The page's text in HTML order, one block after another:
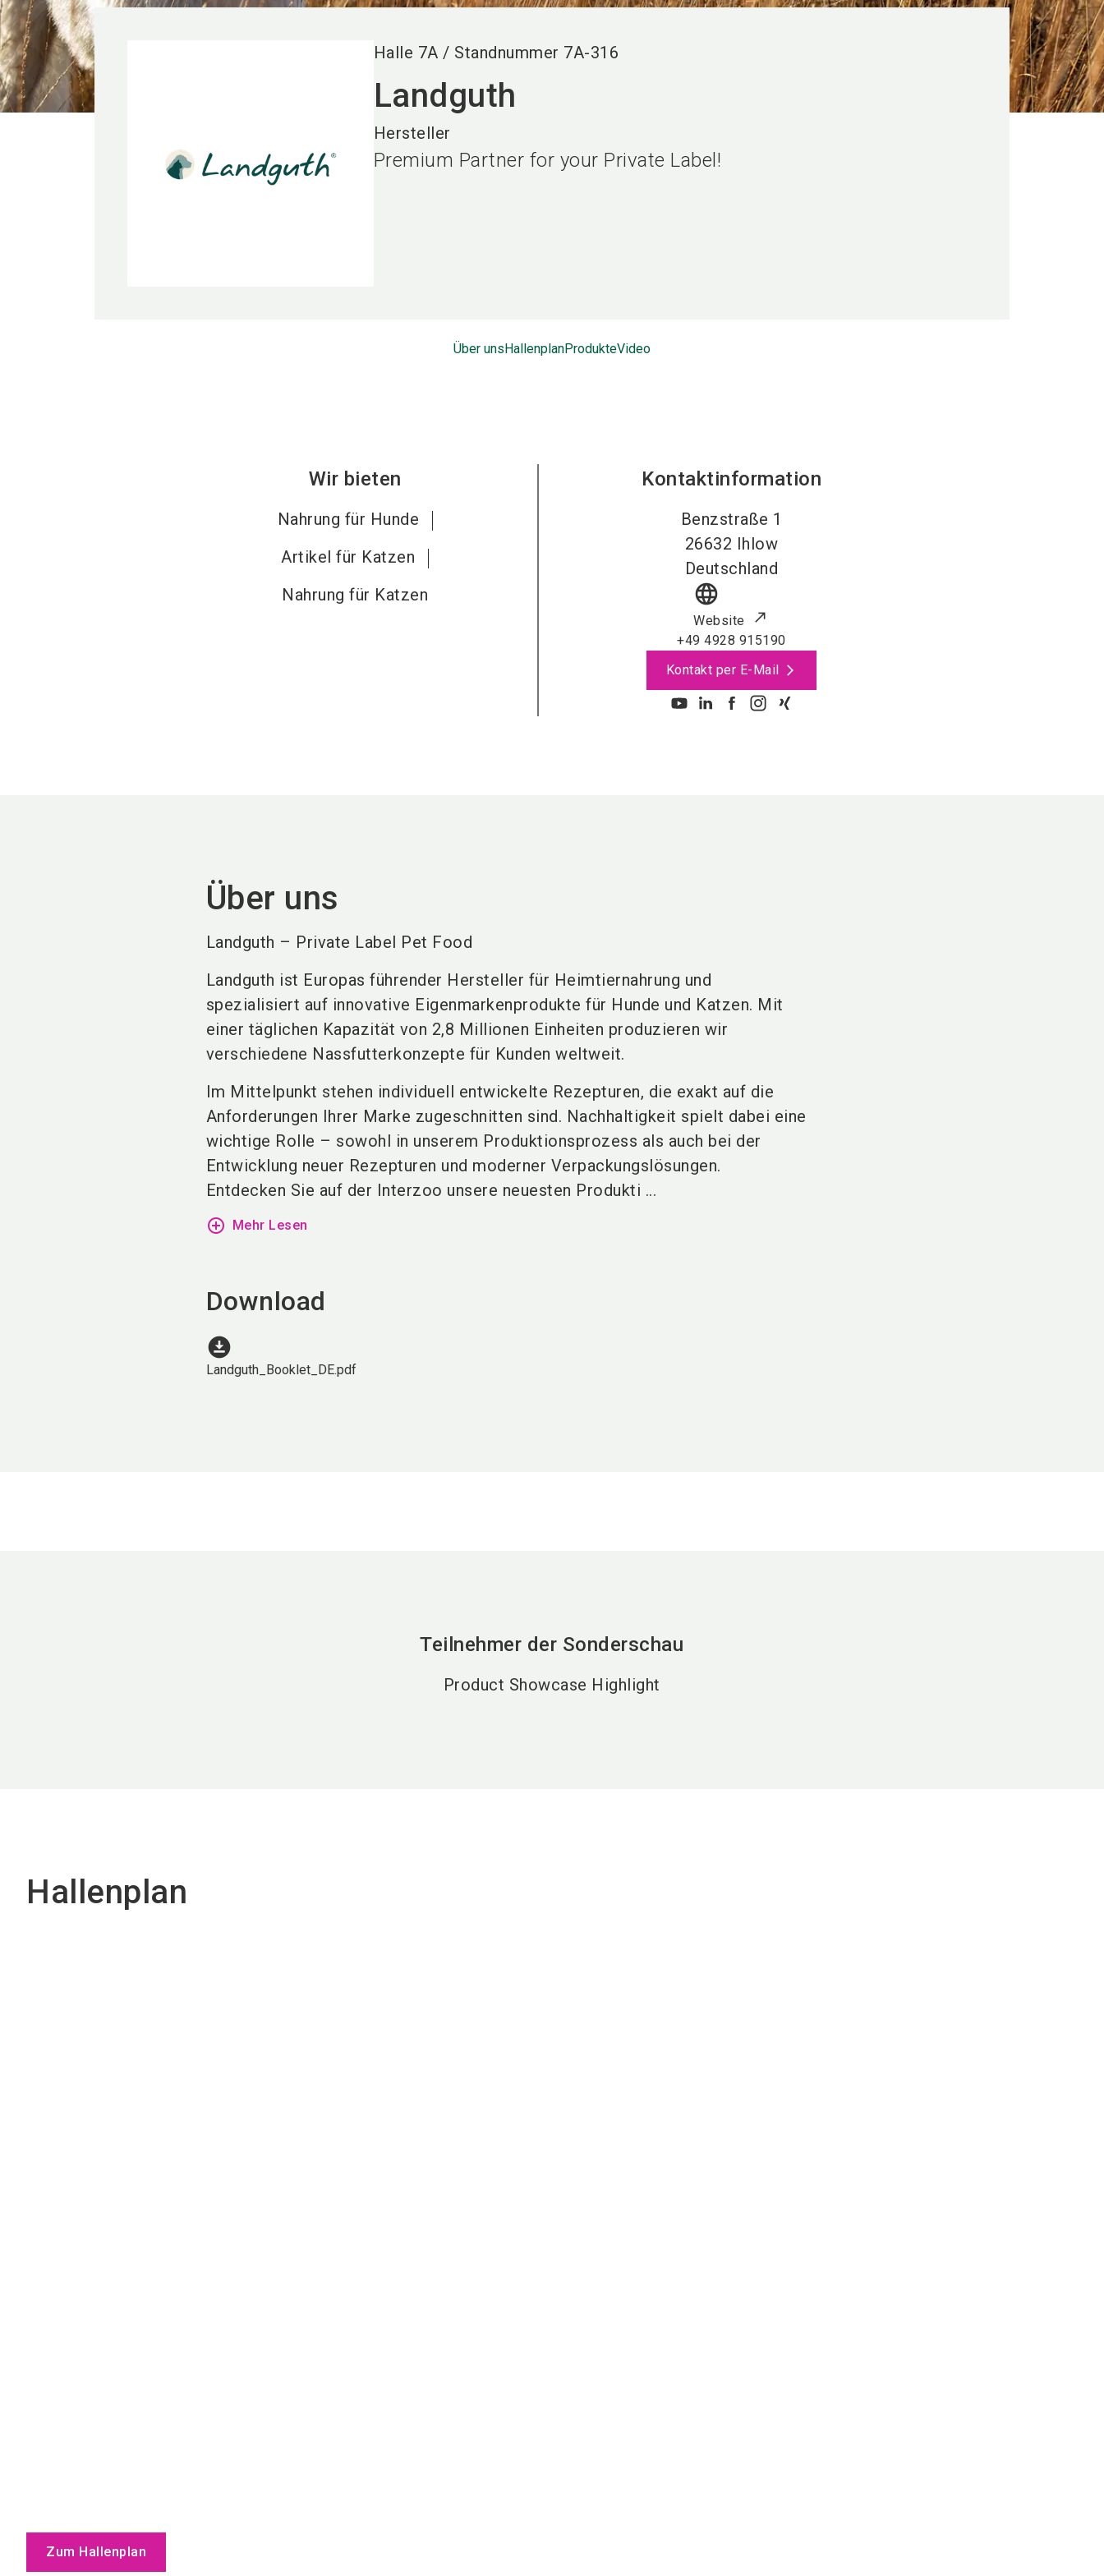
Halle 7A / Standnummer 7A-316
Landguth
Hersteller
Premium Partner for your Private Label!
Über unsHallenplanProdukteVideo
Wir bieten
Nahrung für Hunde
Artikel für Katzen
Nahrung für Katzen
Kontaktinformation
Benzstraße 1
26632 Ihlow
Deutschland
language
Website
+49 4928 915190
Kontakt per E-Mail
Über uns
Landguth – Private Label Pet Food
Landguth ist Europas führender Hersteller für Heimtiernahrung und
spezialisiert auf innovative Eigenmarkenprodukte für Hunde und Katzen. Mit
einer täglichen Kapazität von 2,8 Millionen Einheiten produzieren wir
verschiedene Nassfutterkonzepte für Kunden weltweit.
Im Mittelpunkt stehen individuell entwickelte Rezepturen, die exakt auf die
Anforderungen Ihrer Marke zugeschnitten sind. Nachhaltigkeit spielt dabei eine
wichtige Rolle – sowohl in unserem Produktionsprozess als auch bei der
Entwicklung neuer Rezepturen und moderner Verpackungslösungen.
Entdecken Sie auf der Interzoo unsere neuesten Produkti ...
add_circle_outline Mehr Lesen
Download
download_for_offline
Landguth_Booklet_DE.pdf
Teilnehmer der Sonderschau
Product Showcase Highlight
Hallenplan
Zum Hallenplan